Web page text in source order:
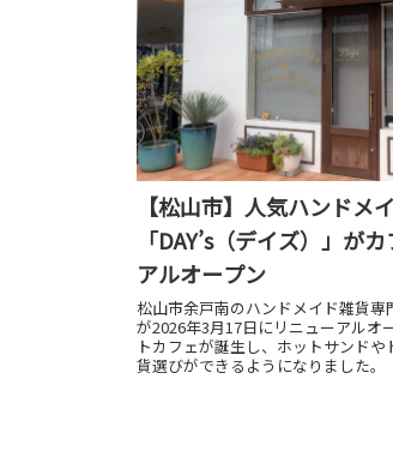
【松山市】人気ハンドメ
「DAY’s（デイズ）」が
アルオープン
松山市余戸南のハンドメイド雑貨専
が2026年3月17日にリニューアルオ
トカフェが誕生し、ホットサンド
貨選びができるようになりました。